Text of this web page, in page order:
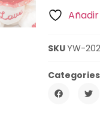
SKUYW-
Categories